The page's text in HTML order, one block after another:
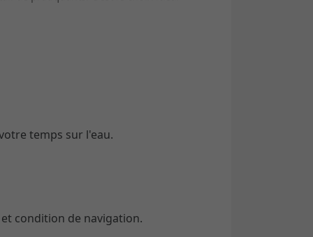
temps sur l'eau.
condition de navigation.